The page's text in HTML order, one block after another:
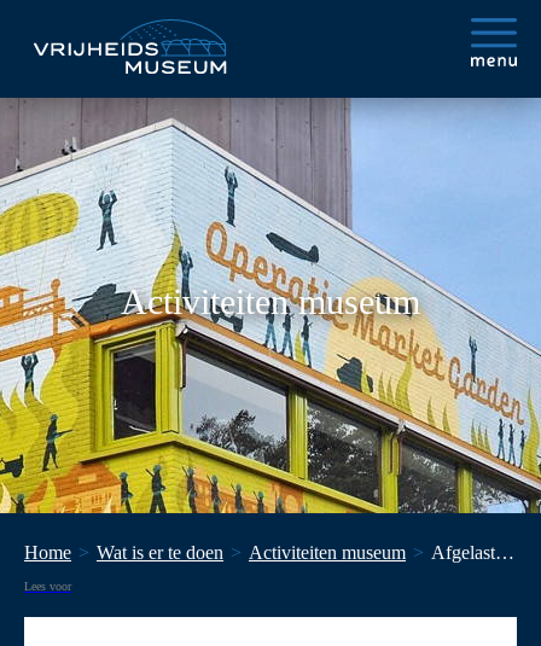
Activiteiten museum
Home Wat is er te doen Activiteiten museum Afgelast | Kunst en herinnering aan Market Garden
Lees voor